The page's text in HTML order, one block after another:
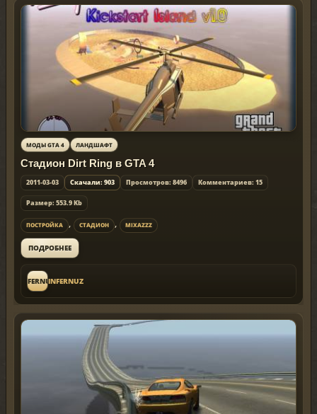
МОДЫ GTA 4 ЛАНДШАФТ
Стадион Dirt Ring в GTA 4
2011-03-03 Скачали: 903 Просмотров: 8496 Комментариев: 15
Размер: 553.9 Kb
ПОСТРОЙКА , СТАДИОН , MIXAZZZ
ПОДРОБНЕЕ
INFERNUZINFERNUZ